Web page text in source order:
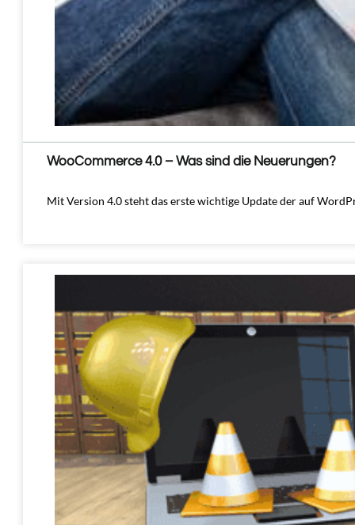
WooCommerce 4.0 – Was sind die Neuerungen?
Mit Version 4.0 steht das erste wichtige Update der auf